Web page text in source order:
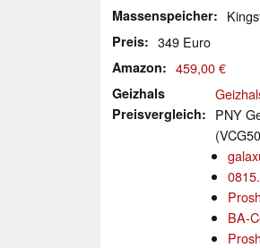
Massenspeicher
Preis 349 Euro
Amazon 459,00 €
Geizhals
Preisvergleich
PNY
BA-